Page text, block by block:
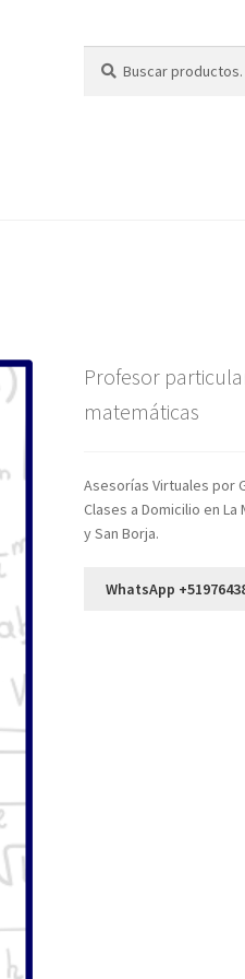
por:
Profesor
matemáticas
Asesorías Virtuales por
Clases a Domicilio en La
y San Borja.
WhatsApp